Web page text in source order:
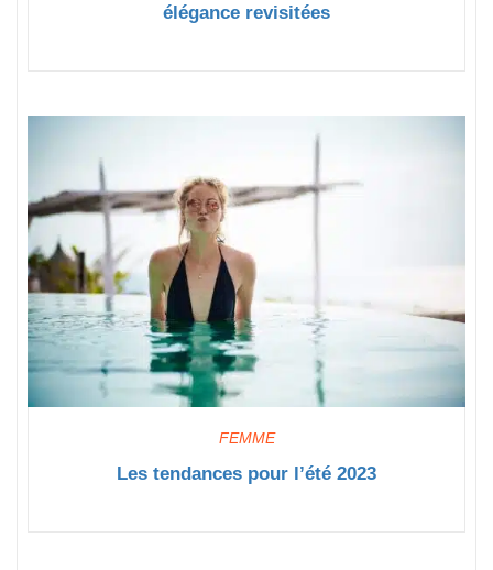
élégance revisitées
FEMME
Les tendances pour l’été 2023